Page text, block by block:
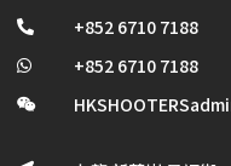
 +852 6710 7188
 +852 6710 7188
